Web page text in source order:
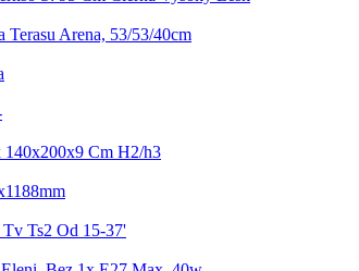
Terasu Arena, 53/53/40cm
Cm H2/h3
Ts2 Od 15-37'